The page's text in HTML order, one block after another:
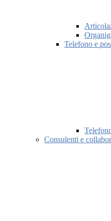
Telefono e
Consulenti e